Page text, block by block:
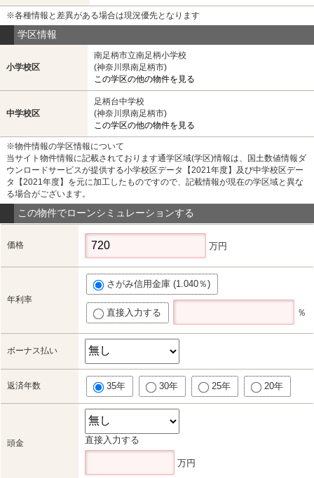
※各種情報と差異がある場合は現況優先となります
学区情報
小学校区
南足柄市立南足柄小学校
(神奈川県南足柄市)
この学区の他の物件を見る
中学校区
足柄台中学校
(神奈川県南足柄市)
この学区の他の物件を見る
※物件情報の学区情報について
当サイト物件情報に記載されております通学区域(学区)情報は、国土数値情報ダ
ウンロードサービスが提供する小学校区データ【2021年度】及び中学校区デー
タ【2021年度】を元に加工したものですので、記載情報が現在の学区域と異な
る場合がございます。
この物件でローンシミュレーションする
価格 万円
年利率
さがみ信用金庫 (1.040％)
直接入力する ％
ボーナス払い
返済年数 35年 30年 25年 20年
頭金 直接入力する
万円